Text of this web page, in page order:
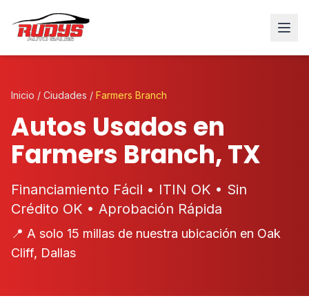
Inicio / Ciudades / Farmers Branch
Autos Usados en
Farmers Branch, TX
Financiamiento Fácil • ITIN OK • Sin
Crédito OK • Aprobación Rápida
📍 A solo 15 millas de nuestra ubicación en Oak
Cliff, Dallas